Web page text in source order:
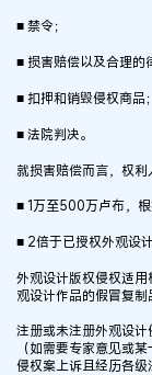
■ 禁令；
■ 损害赔偿以及合理的
■ 扣押和销毁侵权商品
■ 法院判决。
就损害赔偿而言，权利
■ 1万至500万卢布，
■ 2倍于已授权外观设
外观设计版权侵权适
观设计作品的假冒复制
注册或未注册外观设
（如需要专家意见或
侵权案上诉且经历各级